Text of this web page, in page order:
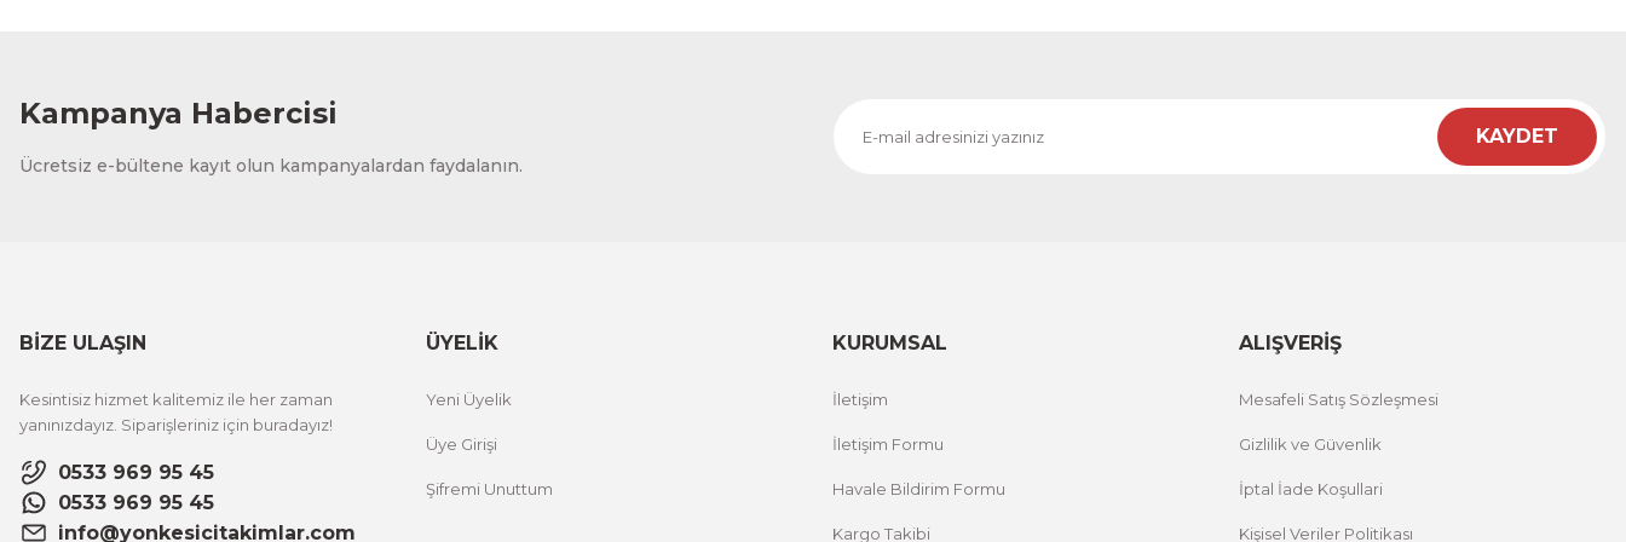
Kampanya Habercisi
Ücretsiz e-bültene kayıt olun kampanyalardan faydalanın.
KAYDET
BİZE ULAŞIN
Kesintisiz hizmet kalitemiz ile her zaman
yanınızdayız. Siparişleriniz için buradayız!
0533 969 95 45
0533 969 95 45
info@yonkesicitakimlar.com
ÜYELİK
Yeni Üyelik
Üye Girişi
Şifremi Unuttum
KURUMSAL
İletişim
İletişim Formu
Havale Bildirim Formu
Kargo Takibi
ALIŞVERİŞ
Mesafeli Satış Sözleşmesi
Gizlilik ve Güvenlik
İptal İade Koşullari
Kişisel Veriler Politikası